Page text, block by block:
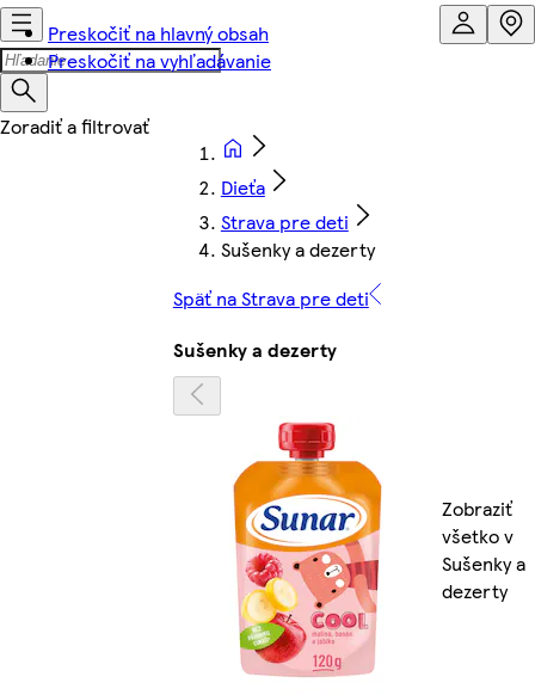
Preskočiť na hlavný obsah
Preskočiť na vyhľadávanie
Dieťa
Strava pre deti
Sušenky a dezerty
Späť na Strava pre deti
Sušenky a dezerty
Zobraziť
všetko v
Sušenky a
dezerty